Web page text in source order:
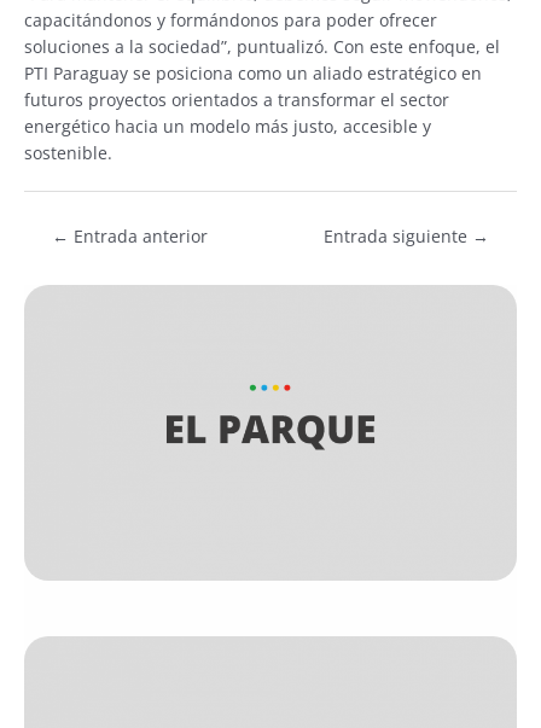
capacitándonos y formándonos para poder ofrecer
soluciones a la sociedad”, puntualizó. Con este enfoque, el
PTI Paraguay se posiciona como un aliado estratégico en
futuros proyectos orientados a transformar el sector
energético hacia un modelo más justo, accesible y
sostenible.
← Entrada anterior Entrada siguiente →